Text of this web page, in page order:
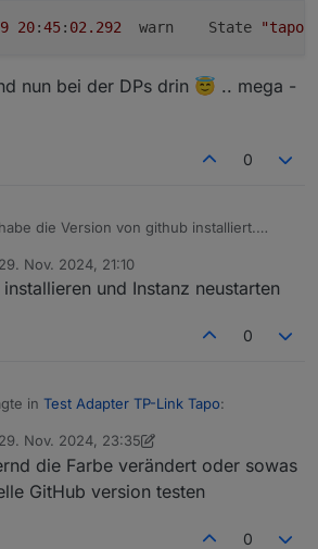
20:45: 02.292
	warn	State
nun bei der DPs drin 😇 .. mega -
0
die Version von github installiert.
29. Nov. 2024, 21:10
von
und Instanz neustarten
0
in Test Adapter TP-Link Tapo:
mit 0.4.1 testen
29. Nov. 2024, 23:35
von tombox
die Farbe verändert oder sowas
GitHub version testen
0